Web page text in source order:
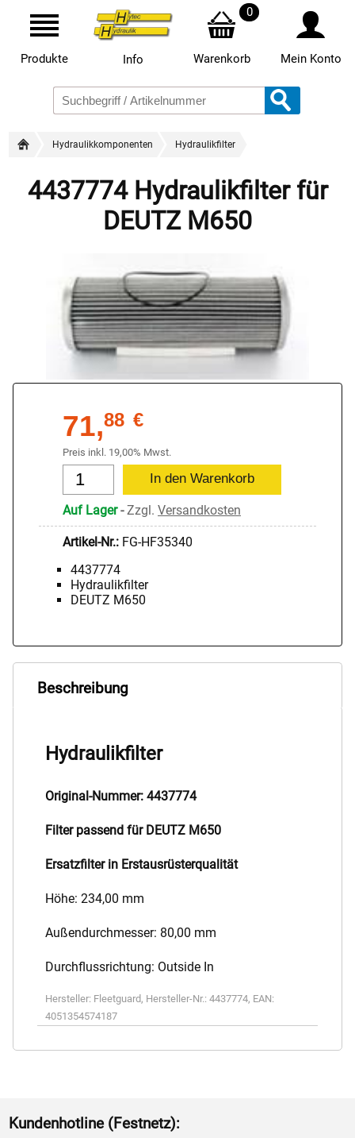
Produkte Info
0
Warenkorb Mein Konto
Hydraulikkomponenten Hydraulikfilter
4437774 Hydraulikfilter für
DEUTZ M650
71,88 €
Preis inkl. 19,00% Mwst.
Auf Lager-Zzgl. Versandkosten
Artikel-Nr.: FG-HF35340
4437774
Hydraulikfilter
DEUTZ M650
Beschreibung
Hydraulikfilter
Original-Nummer: 4437774
Filter passend für DEUTZ M650
Ersatzfilter in Erstausrüsterqualität
Höhe: 234,00 mm
Außendurchmesser: 80,00 mm
Durchflussrichtung: Outside In
Hersteller: Fleetguard , Hersteller-Nr.: 4437774, EAN:
4051354574187
Kundenhotline (Festnetz):